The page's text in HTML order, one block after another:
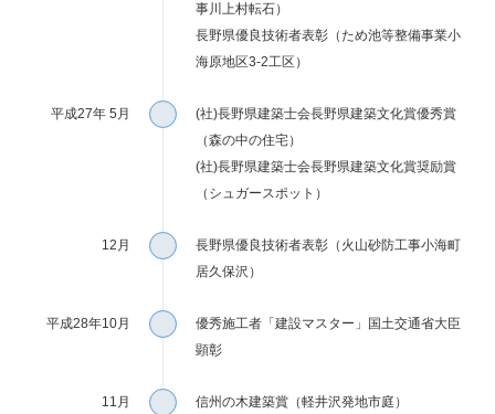
事川上村転石）
長野県優良技術者表彰（ため池等整備事業小
海原地区3-2工区）
平成27年 5月
(社)長野県建築士会長野県建築文化賞優秀賞
（森の中の住宅）
(社)長野県建築士会長野県建築文化賞奨励賞
（シュガースポット）
12月
長野県優良技術者表彰（火山砂防工事小海町
居久保沢）
平成28年10月
優秀施工者「建設マスター」国土交通省大臣
顕彰
11月 信州の木建築賞（軽井沢発地市庭）